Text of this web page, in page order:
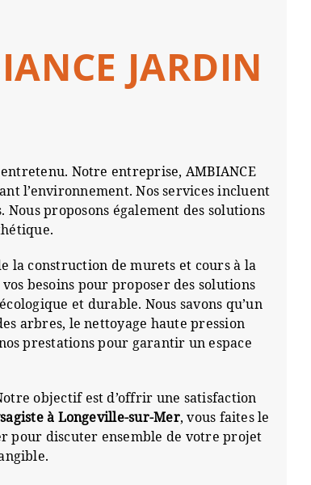
JARDIN
Notre entreprise, AMBIANCE
l’environnement. Nos services incluent
proposons également des solutions
la construction de murets et cours à la
besoins pour proposer des solutions
et durable. Nous savons qu’un
arbres, le nettoyage haute pression
prestations pour garantir un espace
objectif est d’offrir une satisfaction
à Longeville-sur-Mer, vous faites le
pour discuter ensemble de votre projet